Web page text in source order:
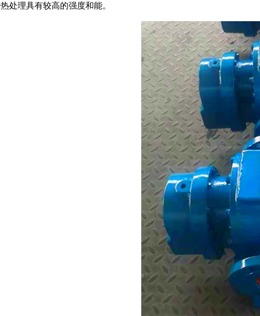
处理具有较高的强度和能。